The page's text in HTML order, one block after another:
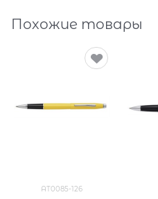
Похожие товары
AT0085-126